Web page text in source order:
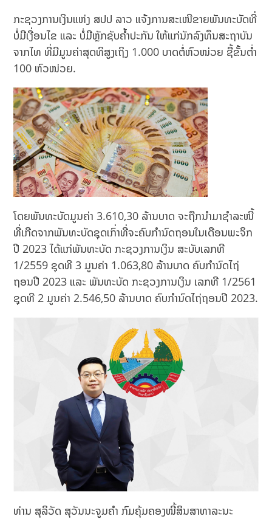
ກະຊວງການເງິນແຫ່ງ ສປປ ລາວ ແຈ້ງການສະເໜີຂາຍພັນທະບັດທີ່
ບໍ່ມີເງື່ອນໄຂ ແລະ ບໍ່ມີຫຼັກຊັບຄໍ້າປະກັນ ໃຫ້ແກ່ນັກລົງທຶນສະຖາບັນ
ຈາກໄທ ທີ່ມີມູນຄ່າສຸດທິສູງເຖິງ 1.000 ບາດຕໍ່ຫົວໜ່ວຍ ຊື້ຂັ້ນຕໍ່າ
100 ຫົວໜ່ວຍ.
ໂດຍພັນທະບັດມູນຄ່າ 3.610,30 ລ້ານບາດ ຈະຖືກນຳມາຊຳລະໜີ້
ທີ່ເກີດຈາກພັນທະບັດຊຸດເກົ່າທີ່ຈະຄົບກຳນົດຖອນໃນເດືອນພະຈິກ
ປີ 2023 ໄດ້ແກ່ພັນທະບັດ ກະຊວງການເງິນ ສະບັບເລກທີ
1/2559 ຊຸດທີ 3 ມູນຄ່າ 1.063,80 ລ້ານບາດ ຄົບກຳນົດໄຖ່
ຖອນປີ 2023 ແລະ ພັນທະບັດ ກະຊວງການເງິນ ເລກທີ 1/2561
ຊຸດທີ 2 ມູນຄ່າ 2.546,50 ລ້ານບາດ ຄົບກຳນົດໄຖ່ຖອນປີ 2023.
ທ່ານ ສຸລິວັດ ສຸວັນນະຈູມຄຳ ກົມຄຸ້ມຄອງໜີ້ສິນສາທາລະນະ